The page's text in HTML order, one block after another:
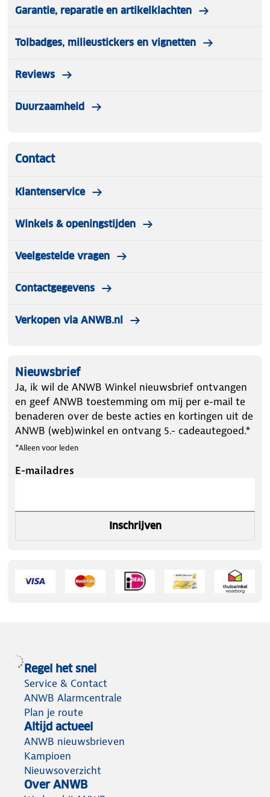
Garantie, reparatie en artikelklachten
Tolbadges, milieustickers en vignetten
Reviews
Duurzaamheid
Contact
Klantenservice
Winkels & openingstijden
Veelgestelde vragen
Contactgegevens
Verkopen via ANWB.nl
Nieuwsbrief
Ja, ik wil de ANWB Winkel nieuwsbrief ontvangen
en geef ANWB toestemming om mij per e-mail te
benaderen over de beste acties en kortingen uit de
ANWB (web)winkel en ontvang 5.- cadeautegoed.*
*Alleen voor leden
E-mailadres
Inschrijven
Regel het snel
Service & Contact
ANWB Alarmcentrale
Plan je route
Altijd actueel
ANWB nieuwsbrieven
Kampioen
Nieuwsoverzicht
Over ANWB